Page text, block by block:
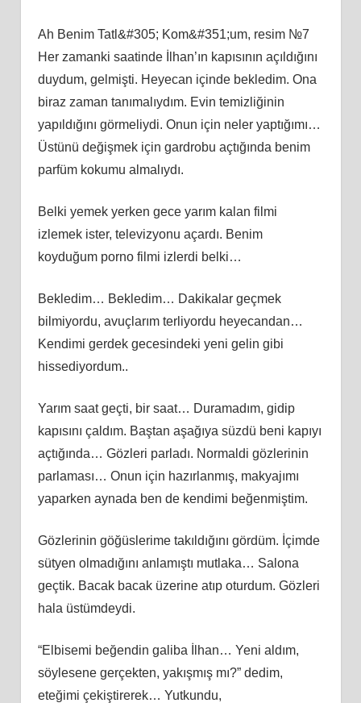
Ah Benim Tatl&#305; Kom&#351;um, resim №7
Her zamanki saatinde İlhan’ın kapısının açıldığını
duydum, gelmişti. Heyecan içinde bekledim. Ona
biraz zaman tanımalıydım. Evin temizliğinin
yapıldığını görmeliydi. Onun için neler yaptığımı…
Üstünü değişmek için gardrobu açtığında benim
parfüm kokumu almalıydı.
Belki yemek yerken gece yarım kalan filmi
izlemek ister, televizyonu açardı. Benim
koyduğum porno filmi izlerdi belki…
Bekledim… Bekledim… Dakikalar geçmek
bilmiyordu, avuçlarım terliyordu heyecandan…
Kendimi gerdek gecesindeki yeni gelin gibi
hissediyordum..
Yarım saat geçti, bir saat… Duramadım, gidip
kapısını çaldım. Baştan aşağıya süzdü beni kapıyı
açtığında… Gözleri parladı. Normaldi gözlerinin
parlaması… Onun için hazırlanmış, makyajımı
yaparken aynada ben de kendimi beğenmiştim.
Gözlerinin göğüslerime takıldığını gördüm. İçimde
sütyen olmadığını anlamıştı mutlaka… Salona
geçtik. Bacak bacak üzerine atıp oturdum. Gözleri
hala üstümdeydi.
“Elbisemi beğendin galiba İlhan… Yeni aldım,
söylesene gerçekten, yakışmış mı?” dedim,
eteğimi çekiştirerek… Yutkundu,